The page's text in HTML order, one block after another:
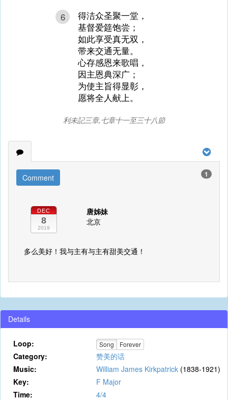
6
得洁众圣聚一堂，
基督爱筵饱尝；
如此享受真无双，
带来交通无量。
心存感恩来歌唱，
因主恩典深广；
为使主旨得显彰，
愿将全人献上。
利未記三章,七章十一至三十八節
Comment 1
DEC
8
2019
唐姊妹
北京
多么美好！我与主有与主有甜美交通！
Details
Loop: Song Forever
Category:
赞美的话
Music:
William James Kirkpatrick (1838-1921)
Key:
F Major
Time:
4/4